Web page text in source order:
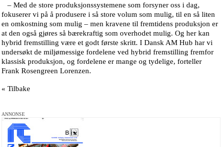
– Med de store produksjonssystemene som forsyner oss i dag,
fokuserer vi på å produsere i så store volum som mulig, til en så liten
en omkostning som mulig – men kravene til fremtidens produksjon er
at den også gjøres så bærekraftig som overhodet mulig. Og her kan
hybrid fremstilling være et godt første skritt. I Dansk AM Hub har vi
undersøkt de miljømessige fordelene ved hybrid fremstilling fremfor
klassisk produksjon, og fordelene er mange og tydelige, forteller
Frank Rosengreen Lorenzen.
« Tilbake
ANNONSE